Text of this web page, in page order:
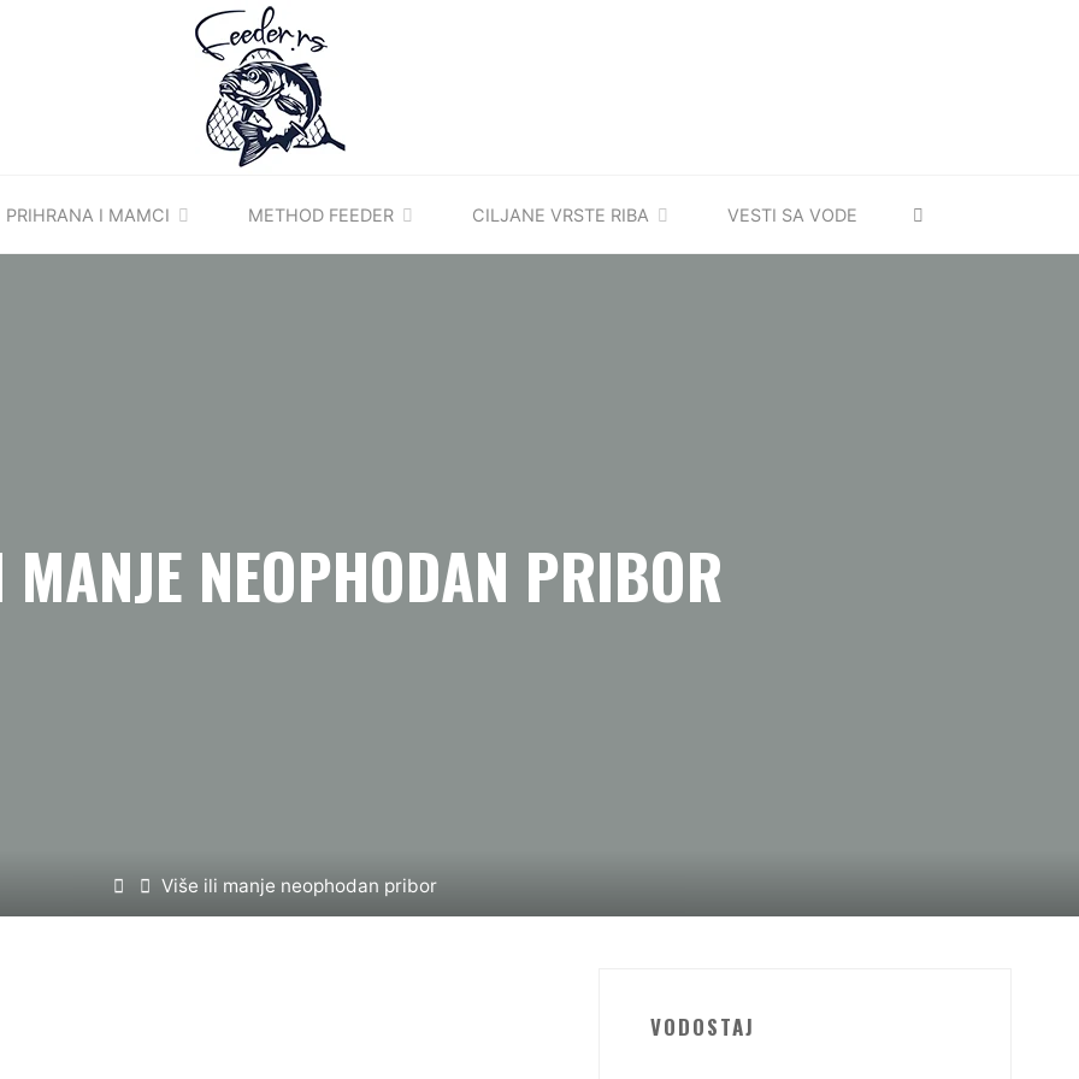
FEEDER.RS
FEEDER
RIBOLOV
PRIHRANA I MAMCI METHOD FEEDER CILJANE VRSTE RIBA VESTI SA VODE
NEOPHODAN PRIBOR
HomeViše ili manje neophodan pribor
VODOSTAJ